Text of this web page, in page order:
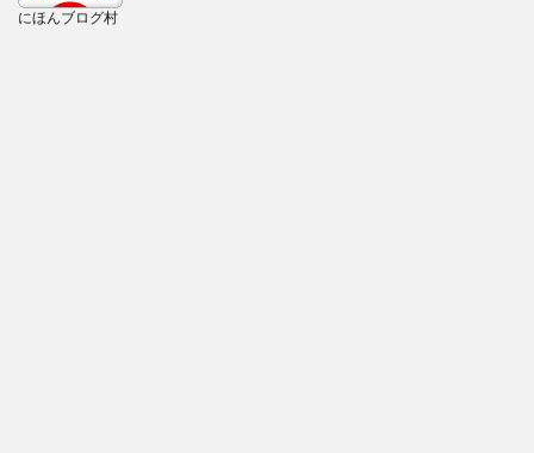
にほんブログ村